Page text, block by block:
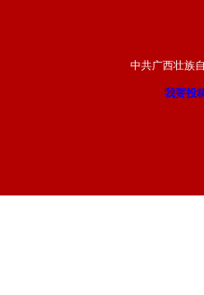
中共广西壮族
我要投